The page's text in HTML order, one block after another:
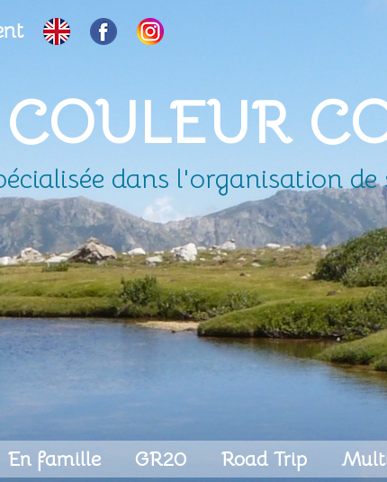
dans l'organisation de
En famille GR20 Road Trip